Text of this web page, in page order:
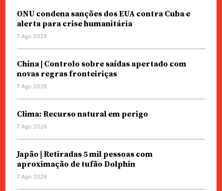
ONU condena sanções dos EUA contra Cuba e
alerta para crise humanitária
7 Ago 2026
China | Controlo sobre saídas apertado com
novas regras fronteiriças
7 Ago 2026
Clima: Recurso natural em perigo
7 Ago 2026
Japão | Retiradas 5 mil pessoas com
aproximação de tufão Dolphin
7 Ago 2026